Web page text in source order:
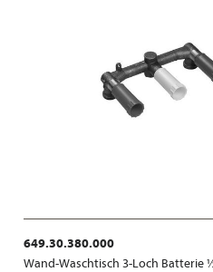
649.30.380.000
Wand-Waschtisch 3-Loch Batterie